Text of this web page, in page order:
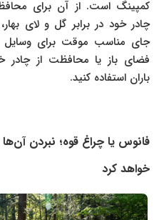
کمپینگ است. از آن برای
چادر خود در برابر گل و لای
جای مناسب موقت برای وسایل
فضای باز یا محافظت از چادر
باران استفاده کنید.
فانوس یا چراغ قوه؛ نبردن آن‌ها
خواهد کرد